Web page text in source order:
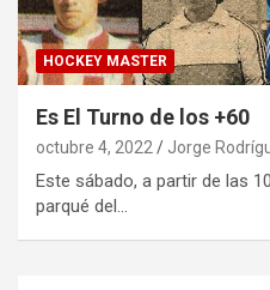
HOCKEY MASTER
Es El Turno de los +60
octubre 4, 2022 Jorge
Este sábado, a partir de las
parqué del…